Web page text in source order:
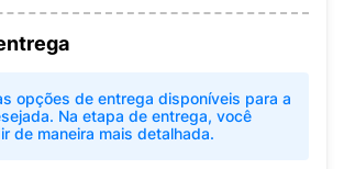
opções de entrega disponíveis para a
Na etapa de entrega, você
de maneira mais detalhada.